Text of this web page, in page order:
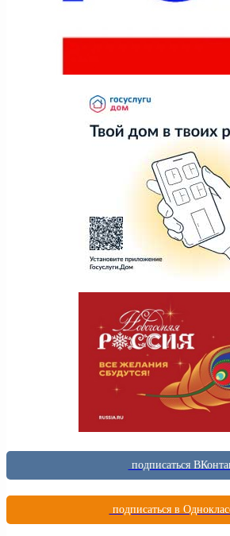
подписаться
подписаться в